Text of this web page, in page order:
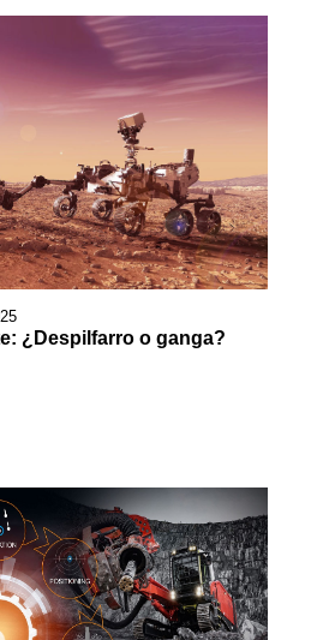
¿Despilfarro o ganga?